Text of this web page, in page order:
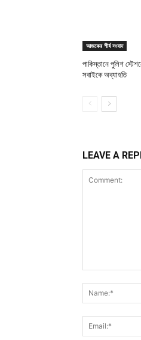
আজকের শীর্ষ সংবাদ
পাকিস্তানে পুলিশ
সবাইকে অব্যাহতি
LEAVE A